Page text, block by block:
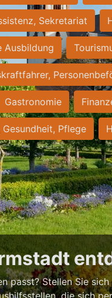
Sekretariat
Ausbildung
Gastronomie
Gesundheit, Pflege
passt? Stellen Sie